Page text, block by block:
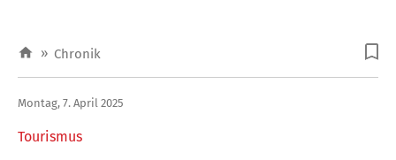
» Chronik
Tourismus
Montag, 7. April 2025